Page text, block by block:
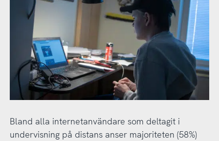
Bland alla internetanvändare som deltagit i
undervisning på distans anser majoriteten (58%)